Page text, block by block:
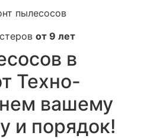
от 9 лет
в
Техно-
вашему
и порядок!